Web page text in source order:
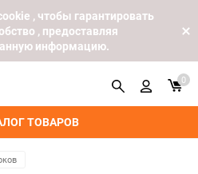
, чтобы гарантировать
, предоставляя
информацию.
ТОВАРОВ
0